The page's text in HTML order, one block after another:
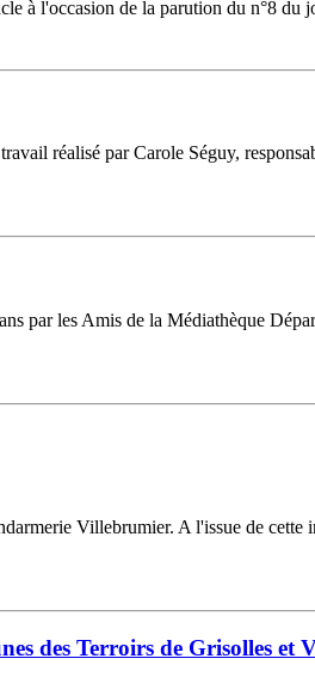
à l'occasion de la parution du n°8
réalisé par Carole Séguy,
par les Amis de la Médiathèque
Villebrumier. A l'issue de
des Terroirs de Grisolles et